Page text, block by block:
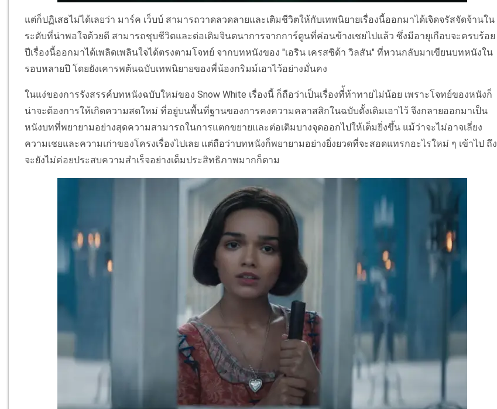
แต่ก็ปฏิเสธไม่ได้เลยว่า มาร์ค เว็บบ์ สามารถวาดลวดลายและเติมชีวิตให้กับเทพนิยายเรื่องนี้ออกมาได้เจิดจรัสจัดจ้านใน
ระดับที่น่าพอใจด้วยดี สามารถชุบชีวิตและต่อเติมจินตนาการจากการ์ตูนที่ค่อนข้างเชยไปแล้ว ซึ่งมีอายุเกือบจะครบร้อย
ปีเรื่องนี้ออกมาได้เพลิดเพลินใจได้ตรงตามโจทย์ จากบทหนังของ "เอริน เครสซิด้า วิลสัน" ที่หวนกลับมาเขียนบทหนังใน
รอบหลายปี โดยยังเคารพต้นฉบับเทพนิยายของพี่น้องกริมม์เอาไว้อย่างมั่นคง
ในแง่ของการรังสรรค์บทหนังฉบับใหม่ของ Snow White เรื่องนี้ ก็ถือว่าเป็นเรื่องที่้ท้าทายไม่น้อย เพราะโจทย์ของหนังก็
น่าจะต้องการให้เกิดความสดใหม่ ที่อยู่บนพื้นที่ฐานของการคงความคลาสสิกในฉบับดั้งเดิมเอาไว้ จึงกลายออกมาเป็น
หนังบทที่พยายามอย่างสุดความสามารถในการแตกขยายและต่อเติมบางจุดออกไปให้เต็มยิ่งขึ้น แม้ว่าจะไม่อาจเลี่ยง
ความเชยและความเก่าของโครงเรื่องไปเลย แต่ถือว่าบทหนังก็พยายามอย่างยิ่งยวดที่จะสอดแทรกอะไรใหม่ ๆ เข้าไป ถึง
จะยังไม่ค่อยประสบความสำเร็จอย่างเต็มประสิทธิภาพมากก็ตาม